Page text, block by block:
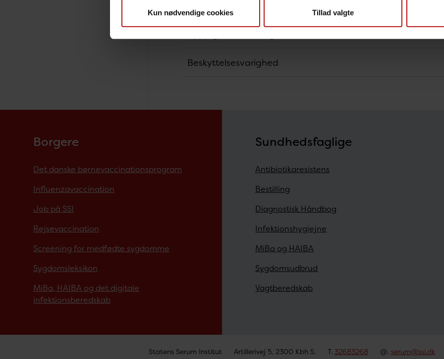
Kun nødvendige cookies Tillad valgte
Graviditet og amning
Beskyttelsesvarighed
Borgere
Det danske børnevaccinationsprogram
Influenzavaccination
Job på SSI
Rejsevaccination
Screening for medfødte sygdomme
Sygdomsleksikon
MiBa, HAIBA og det digitale
infektionsberedskab
Sundhedsfaglige
Antibiotikaresistens
Bestilling
Diagnostisk Håndbog
Infektionshygiejne
MiBa og HAIBA
Sygdomsudbrud
Vagtberedskab
Statens Serum Institut Artillerivej 5, 2300 Kbh S. T. 32683268 @. serum@ssi.dk